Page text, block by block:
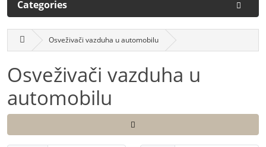
Categories
Osveživači vazduha u automobilu
Osveživači vazduha u
automobilu